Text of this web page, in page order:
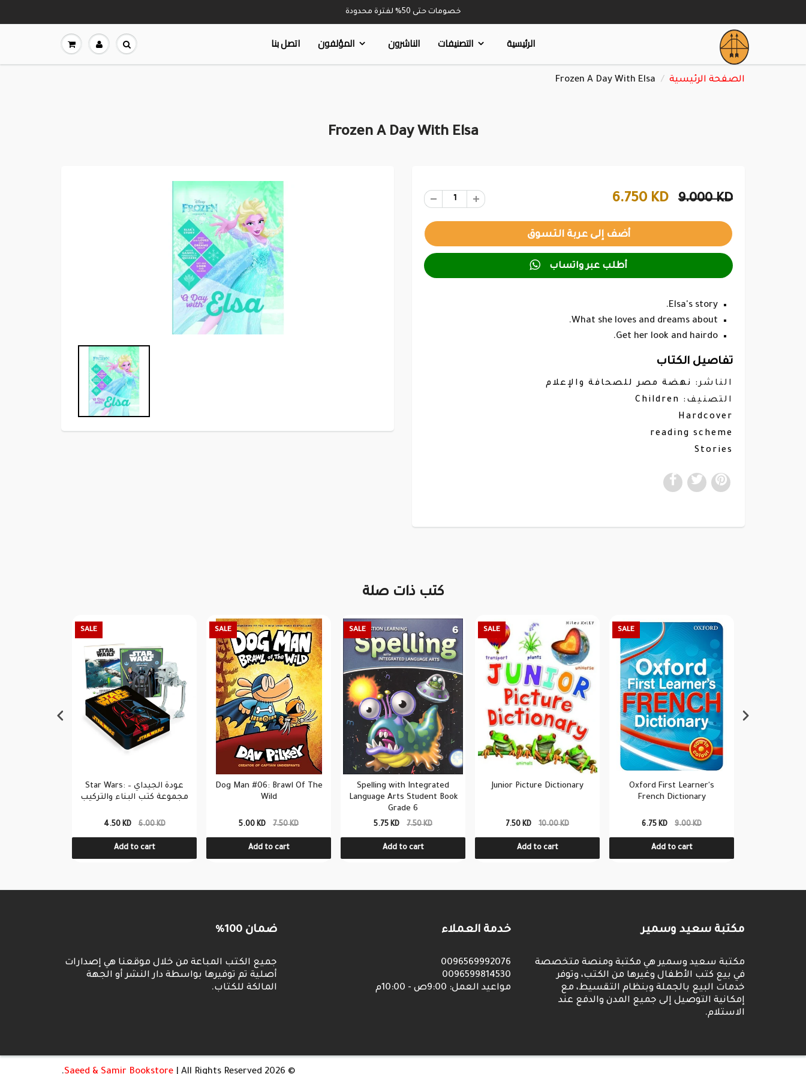
خصومات حتى 50% لفترة محدودة
الرئيسية التصنيفات الناشرون المؤلفون اتصل بنا
الصفحة الرئيسية Frozen A Day With Elsa
Frozen A Day With Elsa
6.750 KD 9.000 KD
 أطلب عبر واتساب
Elsa's story.
What she loves and dreams about.
Get her look and hairdo.
تفاصيل الكتاب
الناشر:
نهضة مصر للصحافة والإعلام
التصنيف: Children
Hardcover
reading scheme
Stories
كتب ذات صلة
SALE
Star Wars: عودة الجيداي –
مجموعة كتب البناء والتركيب
4.50 KD 6.00 KD
Add to cart
SALE
Dog Man #06: Brawl Of The
Wild
5.00 KD 7.50 KD
Add to cart
SALE
Spelling with Integrated
Language Arts Student Book
Grade 6
5.75 KD 7.50 KD
Add to cart
SALE
Junior Picture Dictionary
7.50 KD 10.00 KD
Add to cart
SALE
Oxford First Learner's
French Dictionary
6.75 KD 9.00 KD
Add to cart
ضمان 100%
جميع الكتب المباعة من خلال موقعنا هي إصدارات
أصلية تم توفيرها بواسطة دار النشر أو الجهة
المالكة للكتاب.
خدمة العملاء
0096569992076
0096599814530
مواعيد العمل: 9:00ص - 10:00م
مكتبة سعيد وسمير
مكتبة سعيد وسمير هي مكتبة ومنصة متخصصة
في بيع كتب الأطفال وغيرها من الكتب، وتوفر
خدمات البيع بالجملة وبنظام التقسيط، مع
إمكانية التوصيل إلى جميع المدن والدفع عند
الاستلام.
© 2026
Saeed & Samir Bookstore | All Rights Reserved.